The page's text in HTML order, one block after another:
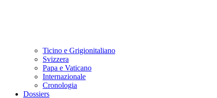
Ticino e Grigionitaliano
Svizzera
Papa e Vaticano
Internazionale
Cronologia
Dossiers